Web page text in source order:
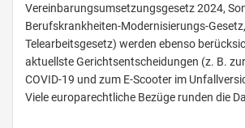
Vereinbarungsumsetzungsgesetz 2024,
Berufskrankheiten-Modernisierungs-Gesetz,
Telearbeitsgesetz) werden ebenso
aktuellste Gerichtsentscheidungen (z. B.
COVID-19 und zum E-Scooter im
Viele europarechtliche Bezüge runden die